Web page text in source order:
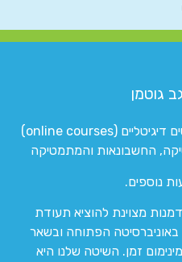
גוטמן
המרכז המוביל והמקצועי לקורסים דיגיטליים (online courses)
החשבונאות והמתמטיקה
נוספים.
מצוינת להוציא תעודת
הפתוחה ובשאר
זמן. השיטה שלנו היא